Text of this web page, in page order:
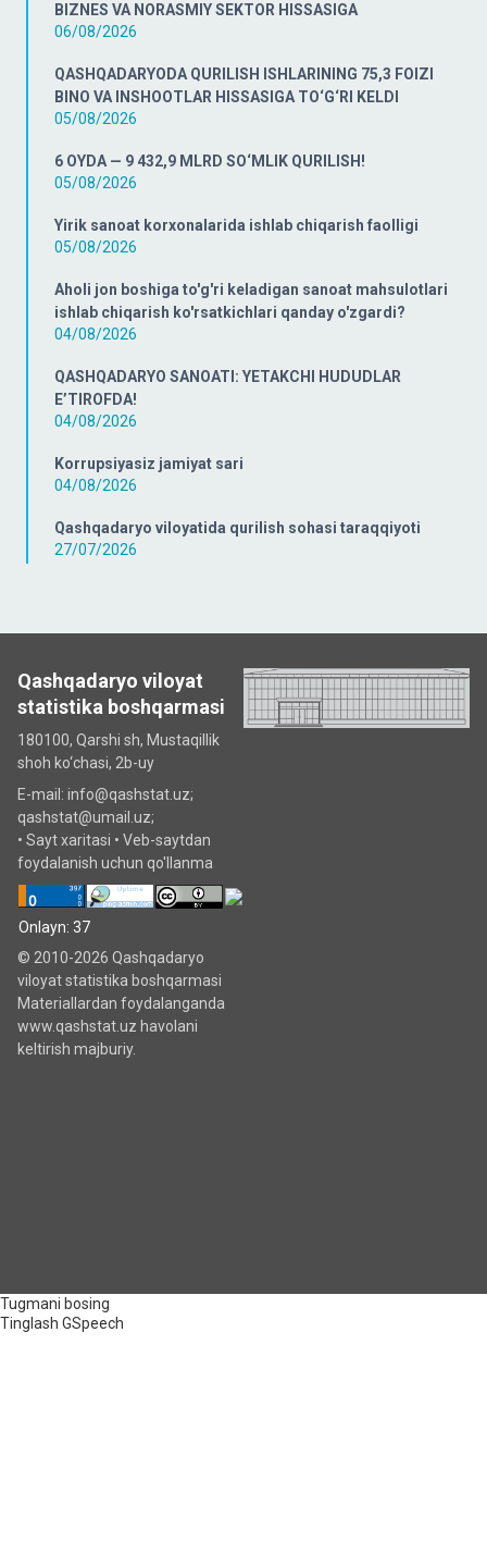
BIZNES VA NORASMIY SEKTOR HISSASIGA
06/08/2026
QASHQADARYODA QURILISH ISHLARINING 75,3 FOIZI
BINO VA INSHOOTLAR HISSASIGA TO‘G‘RI KELDI
05/08/2026
6 OYDA — 9 432,9 MLRD SO‘MLIK QURILISH!
05/08/2026
Yirik sanoat korxonalarida ishlab chiqarish faolligi
05/08/2026
Aholi jon boshiga to'g'ri keladigan sanoat mahsulotlari
ishlab chiqarish ko'rsatkichlari qanday o'zgardi?
04/08/2026
QASHQADARYO SANOATI: YETAKCHI HUDUDLAR
E’TIROFDA!
04/08/2026
Korrupsiyasiz jamiyat sari
04/08/2026
Qashqadaryo viloyatida qurilish sohasi taraqqiyoti
27/07/2026
Qashqadaryo viloyat
statistika boshqarmasi
180100, Qarshi sh, Mustаqillik
shoh ko‘chаsi, 2b-uy
E-mail: info@qashstat.uz;
qashstat@umail.uz;
• Sayt xaritasi • Veb-saytdan
foydalanish uchun qo'llanma
Onlayn: 37
© 2010-2026 Qashqadaryo
viloyat statistika boshqarmasi
Materiallardan foydalanganda
www.qashstat.uz havolani
keltirish majburiy.
Tugmani bosing
Tinglash GSpeech